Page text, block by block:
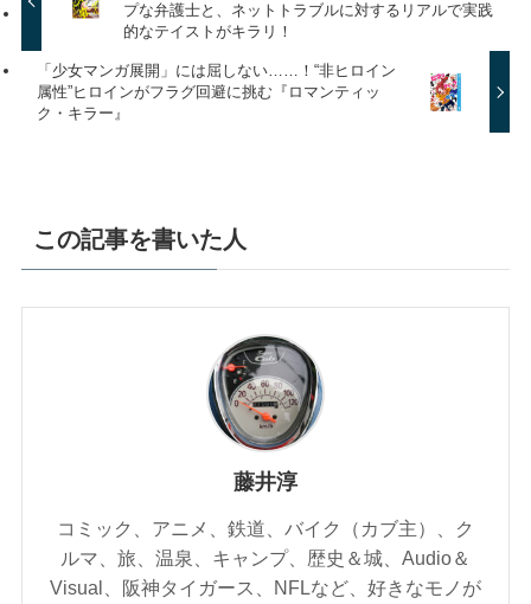
プな弁護士と、ネットトラブルに対するリアルで実践
的なテイストがキラリ！
「少女マンガ展開」には屈しない……！“非ヒロイン
属性”ヒロインがフラグ回避に挑む『ロマンティッ
ク・キラー』
この記事を書いた人
藤井淳
コミック、アニメ、鉄道、バイク（カブ主）、ク
ルマ、旅、温泉、キャンプ、歴史＆城、Audio＆
Visual、阪神タイガース、NFLなど、好きなモノが